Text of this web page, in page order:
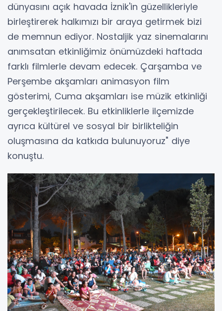
dünyasını açık havada İznik'in güzellikleriyle
birleştirerek halkımızı bir araya getirmek bizi
de memnun ediyor. Nostaljik yaz sinemalarını
anımsatan etkinliğimiz önümüzdeki haftada
farklı filmlerle devam edecek. Çarşamba ve
Perşembe akşamları animasyon film
gösterimi, Cuma akşamları ise müzik etkinliği
gerçekleştirilecek. Bu etkinliklerle ilçemizde
ayrıca kültürel ve sosyal bir birlikteliğin
oluşmasına da katkıda bulunuyoruz" diye
konuştu.